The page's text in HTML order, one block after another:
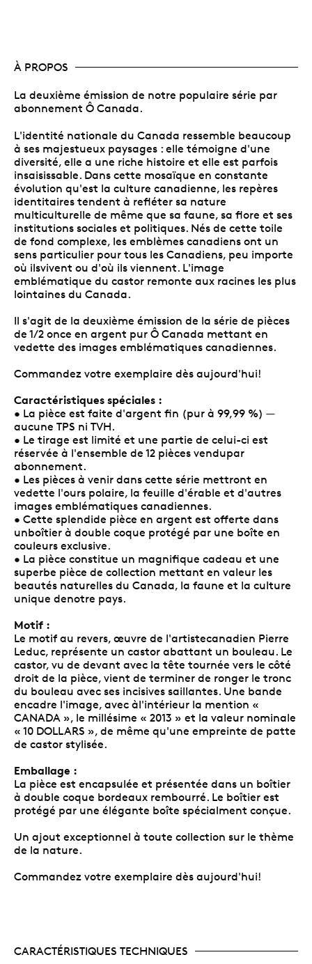
À PROPOS
La deuxième émission de notre populaire série par
abonnement Ô Canada.
L'identité nationale du Canada ressemble beaucoup
à ses majestueux paysages : elle témoigne d'une
diversité, elle a une riche histoire et elle est parfois
insaisissable. Dans cette mosaïque en constante
évolution qu'est la culture canadienne, les repères
identitaires tendent à refléter sa nature
multiculturelle de même que sa faune, sa flore et ses
institutions sociales et politiques. Nés de cette toile
de fond complexe, les emblèmes canadiens ont un
sens particulier pour tous les Canadiens, peu importe
où ilsvivent ou d'où ils viennent. L'image
emblématique du castor remonte aux racines les plus
lointaines du Canada.
Il s'agit de la deuxième émission de la série de pièces
de 1/2 once en argent pur Ô Canada mettant en
vedette des images emblématiques canadiennes.
Commandez votre exemplaire dès aujourd'hui!
Caractéristiques spéciales :
• La pièce est faite d'argent fin (pur à 99,99 %) —
aucune TPS ni TVH.
• Le tirage est limité et une partie de celui-ci est
réservée à l'ensemble de 12 pièces vendupar
abonnement.
• Les pièces à venir dans cette série mettront en
vedette l'ours polaire, la feuille d'érable et d'autres
images emblématiques canadiennes.
• Cette splendide pièce en argent est offerte dans
unboîtier à double coque protégé par une boîte en
couleurs exclusive.
• La pièce constitue un magnifique cadeau et une
superbe pièce de collection mettant en valeur les
beautés naturelles du Canada, la faune et la culture
unique denotre pays.
Motif :
Le motif au revers, œuvre de l'artistecanadien Pierre
Leduc, représente un castor abattant un bouleau. Le
castor, vu de devant avec la tête tournée vers le côté
droit de la pièce, vient de terminer de ronger le tronc
du bouleau avec ses incisives saillantes. Une bande
encadre l'image, avec àl'intérieur la mention «
CANADA », le millésime « 2013 » et la valeur nominale
« 10 DOLLARS », de même qu'une empreinte de patte
de castor stylisée.
Emballage :
La pièce est encapsulée et présentée dans un boîtier
à double coque bordeaux rembourré. Le boîtier est
protégé par une élégante boîte spécialment conçue.
Un ajout exceptionnel à toute collection sur le thème
de la nature.
Commandez votre exemplaire dès aujourd'hui!
CARACTÉRISTIQUES TECHNIQUES